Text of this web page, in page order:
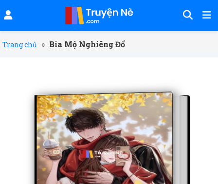
Trang chủ » Bia Mộ Nghiêng Đổ